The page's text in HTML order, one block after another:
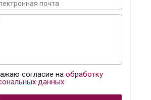
согласие на обработку
данных